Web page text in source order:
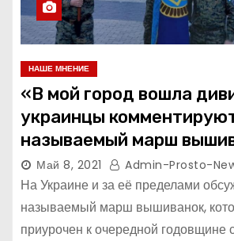
НАШЕ МНЕНИЕ
«В мой город вошла
украинцы
называемый марш
Киеве
Май 8, 2021 Admin-Prosto-
На Украине и за её пределами
называемый марш вышиванок,
приурочен к очередной годовщине